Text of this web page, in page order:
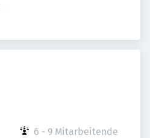
6 - 9 Mitarbeitende